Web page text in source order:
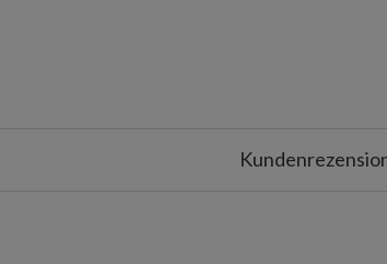
und überdachte Außenbereiche